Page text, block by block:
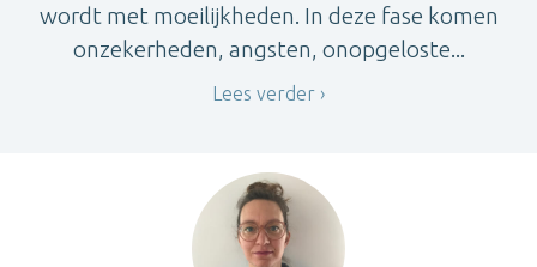
wordt met moeilijkheden. In deze fase komen
onzekerheden, angsten, onopgeloste...
Lees verder